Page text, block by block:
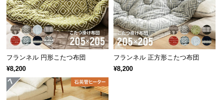
保
証
に
つ
い
て
会
フランネル 円形こたつ布団
¥8,200
フランネル 正方形こたつ布団
¥8,200